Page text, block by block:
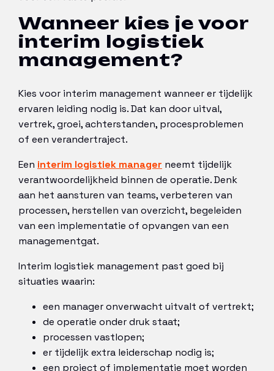
Wanneer kies je voor
interim logistiek
management?
Kies voor interim management wanneer er tijdelijk
ervaren leiding nodig is. Dat kan door uitval,
vertrek, groei, achterstanden, procesproblemen
of een verandertraject.
Een interim logistiek manager neemt tijdelijk
verantwoordelijkheid binnen de operatie. Denk
aan het aansturen van teams, verbeteren van
processen, herstellen van overzicht, begeleiden
van een implementatie of opvangen van een
managementgat.
Interim logistiek management past goed bij
situaties waarin:
een manager onverwacht uitvalt of vertrekt;
de operatie onder druk staat;
processen vastlopen;
er tijdelijk extra leiderschap nodig is;
een project of implementatie moet worden